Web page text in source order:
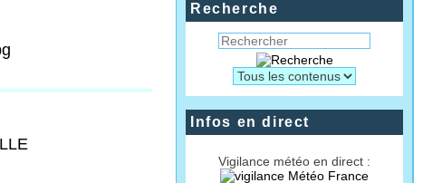
Recherche
Infos en direct
Vigilance météo en direct :